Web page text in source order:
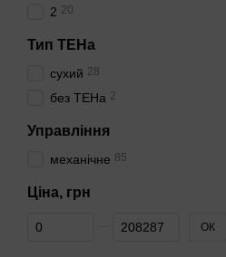
2 20
Тип ТЕНа
сухий 28
без ТЕНа 2
Управління
механічне 85
Ціна, грн
Від Ціна, грн
До Ціна, грн ОК